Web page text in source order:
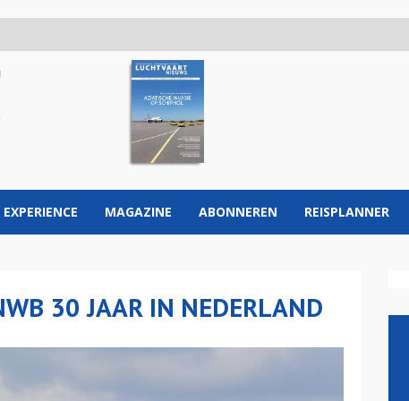
EXPERIENCE MAGAZINE ABONNEREN REISPLANNER
30 JAAR IN NEDERLAND